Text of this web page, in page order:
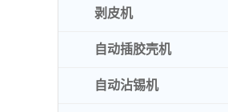
剥皮机
自动插胶壳机
自动沾锡机